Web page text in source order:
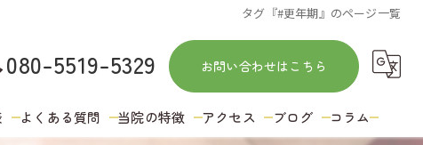
タグ『#更年期』のページ一覧
080-5519-5329 お問い合わせはこちら
よくある質問 当院の特徴 アクセス ブログ コラム